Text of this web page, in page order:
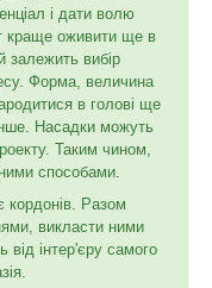
і дати волю
краще оживити ще в
залежить вибір
Форма, величина
в голові ще
Насадки можуть
Таким чином,
способами.
Разом
викласти ними
від інтер'єру самого